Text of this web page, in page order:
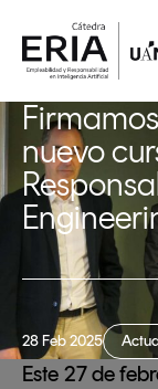
nuevo
28 Feb 2025
Este 27 de